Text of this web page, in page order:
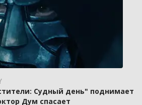
Судный день" поднимает
Дум спасает